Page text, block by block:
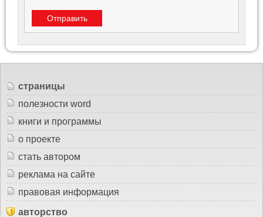
страницы
полезности word
книги и программы
о проекте
стать автором
реклама на сайте
правовая информация
авторство